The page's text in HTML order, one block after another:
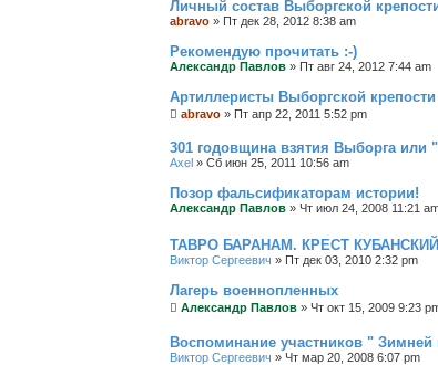
Личный состав Выборгской
abravo » Пт дек 28, 2012 8:38 am
Рекомендую прочитать :-)
Александр Павлов » Пт авг 24, 2012 7:44 am
Артиллеристы Выборгской крепости
abravo » Пт апр 22, 2011 5:52 pm
301 годовщина взятия Выборга или
Axel » Сб июн 25, 2011 10:56 am
Позор фальсификаторам истории!
Александр Павлов » Чт июл 24, 2008 11:21
ТАВРО БАРАНАМ. КРЕСТ
Виктор Сергеевич » Пт дек 03, 2010 2:32 pm
Лагерь военнопленных
Александр Павлов » Чт окт 15, 2009 9:23
Воспоминание участников " Зимней
Виктор Сергеевич » Чт мар 20, 2008 6:07 pm